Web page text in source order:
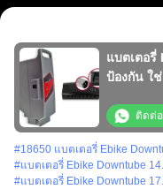
แบตเตอรี่
ป้องกัน ใ
ติดต่
#18650 แบตเตอรี่ Ebike
#แบตเตอรี่ Ebike Downtube
#แบตเตอรี่ Ebike Downtube